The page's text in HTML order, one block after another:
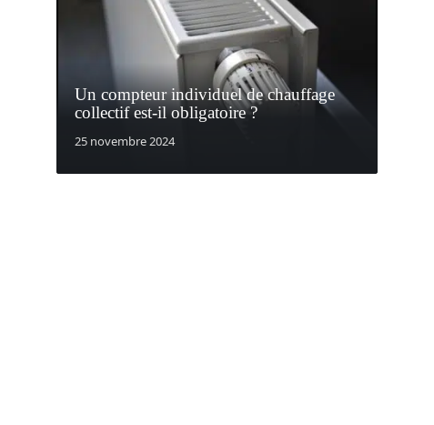
Un compteur individuel de chauffage
collectif est-il obligatoire ?
25 novembre 2024